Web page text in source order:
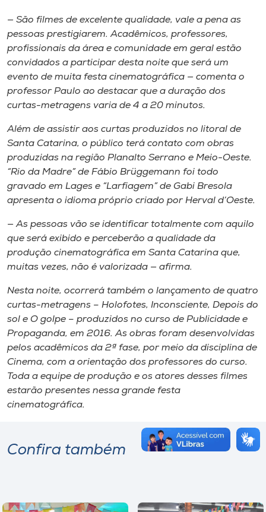
— São filmes de excelente qualidade, vale a pena as
pessoas prestigiarem. Acadêmicos, professores,
profissionais da área e comunidade em geral estão
convidados a participar desta noite que será um
evento de muita festa cinematográfica — comenta o
professor Paulo ao destacar que a duração dos
curtas-metragens varia de 4 a 20 minutos.
Além de assistir aos curtas produzidos no litoral de
Santa Catarina, o público terá contato com obras
produzidas na região Planalto Serrano e Meio-Oeste.
“Rio da Madre” de Fábio Brüggemann foi todo
gravado em Lages e “Larfiagem” de Gabi Bresola
apresenta o idioma próprio criado por Herval d’Oeste.
— As pessoas vão se identificar totalmente com aquilo
que será exibido e perceberão a qualidade da
produção cinematográfica em Santa Catarina que,
muitas vezes, não é valorizada — afirma.
Nesta noite, ocorrerá também o lançamento de quatro
curtas-metragens – Holofotes, Inconsciente, Depois do
sol e O golpe – produzidos no curso de Publicidade e
Propaganda, em 2016. As obras foram desenvolvidas
pelos acadêmicos da 2ª fase, por meio da disciplina de
Cinema, com a orientação dos professores do curso.
Toda a equipe de produção e os atores desses filmes
estarão presentes nessa grande festa
cinematográfica.
Confira também